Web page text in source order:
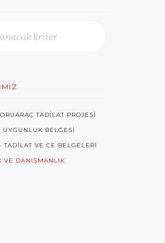
ARAÇ TADILAT PROJESI
UYGUNLUK BELGESI
TADILAT VE CE BELGELERI
VE DANIŞMANLIK